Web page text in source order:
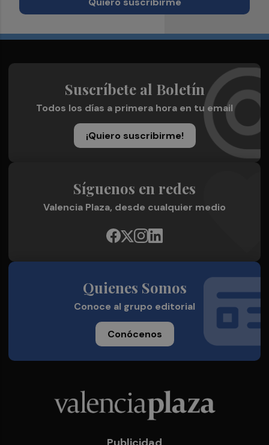
Suscríbete al Boletín
Todos los días a primera hora en tu email
¡Quiero suscribirme!
Síguenos en redes
Valencia Plaza, desde cualquier medio
Quienes Somos
Conoce al grupo editorial
Conócenos